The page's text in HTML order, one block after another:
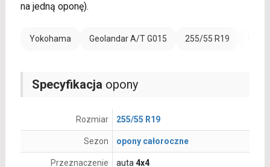
na jedną oponę).
Yokohama Geolandar A/T G015 255/55 R19
Specyfikacja opony
Rozmiar 255/55 R19
Sezon opony całoroczne
Przeznaczenie auta 4x4